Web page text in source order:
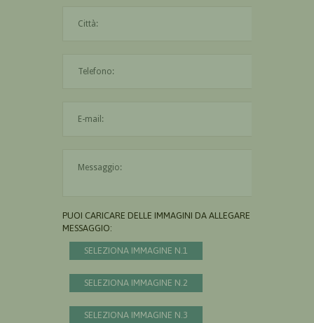
PUOI CARICARE DELLE IMMAGINI DA ALLEGARE AL
MESSAGGIO:
SELEZIONA IMMAGINE N.1
SELEZIONA IMMAGINE N.2
SELEZIONA IMMAGINE N.3